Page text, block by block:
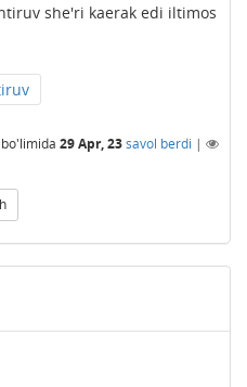
she'ri kaerak edi iltimos
bo'limida 29 Apr, 23savol berdi |